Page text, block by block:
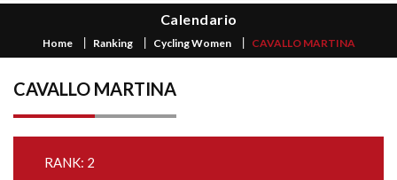
Calendario
Home Ranking Cycling Women CAVALLO MARTINA
CAVALLO MARTINA
RANK: 2